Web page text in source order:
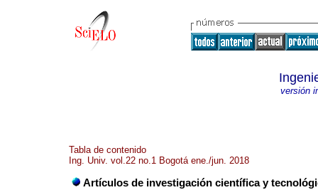
versión
Tabla de contenido
Ing. Univ. vol.22 no.1 Bogotá ene./jun. 2018
Artículos de investigación científica y